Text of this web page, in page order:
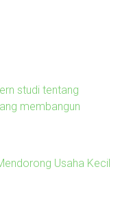
studi tentang
membangun
Usaha Kecil